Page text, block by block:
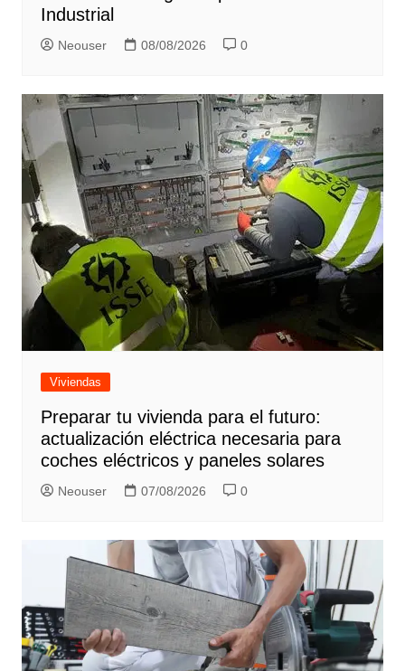
Industrial
Neouser 08/08/2026 0
Viviendas
Preparar tu vivienda para el futuro:
actualización eléctrica necesaria para
coches eléctricos y paneles solares
Neouser 07/08/2026 0